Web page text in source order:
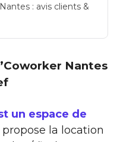
: avis clients &
Nantes
un espace de
la location